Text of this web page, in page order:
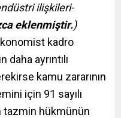
ilişkileri-
eklenmiştir.)
kadro
daha ayrıntılı
kamu zararının
için 91 sayılı
tazmin hükmünün